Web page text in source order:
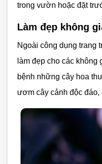
trong vườn hoặc đặt
Làm đẹp không
Ngoài công dụng trang
làm đẹp cho các
bệnh những cây hoa
ươm cây cảnh độc đáo,